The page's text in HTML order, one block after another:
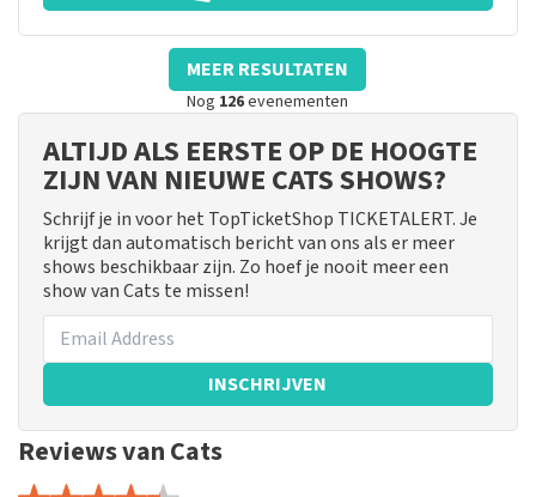
MEER RESULTATEN
Nog 126evenementen
ALTIJD ALS EERSTE OP DE HOOGTE
ZIJN VAN NIEUWE CATS SHOWS?
Schrijf je in voor het TopTicketShop TICKETALERT. Je
krijgt dan automatisch bericht van ons als er meer
shows beschikbaar zijn. Zo hoef je nooit meer een
show van Cats te missen!
INSCHRIJVEN
Reviews van Cats